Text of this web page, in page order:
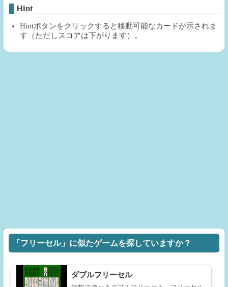
Hint
Hintボタンをクリックすると移動可能なカードが示されま
す（ただしスコアは下がります）。
「フリーセル」に似たゲームを探していますか？
ダブルフリーセル